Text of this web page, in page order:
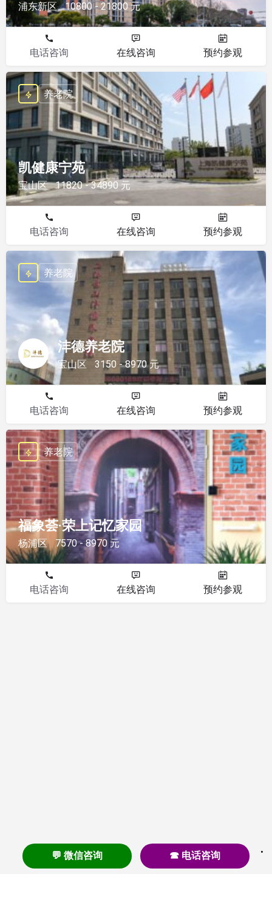
浦东新区 10800 - 21800 元
电话咨询 在线咨询 预约参观
凯健康宁苑
宝山区 11820 - 34890 元
养老院
电话咨询 在线咨询 预约参观
沣德养老院
宝山区 3150 - 8970 元
养老院
电话咨询 在线咨询 预约参观
福象荟·荣上记忆家园
杨浦区 7570 - 8970 元
养老院
电话咨询 在线咨询 预约参观
💬 微信咨询 ☎ 电话咨询